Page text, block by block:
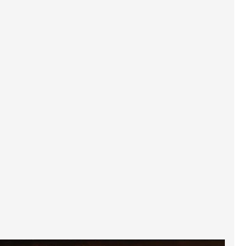
پرفروش‌ترین تابلوها